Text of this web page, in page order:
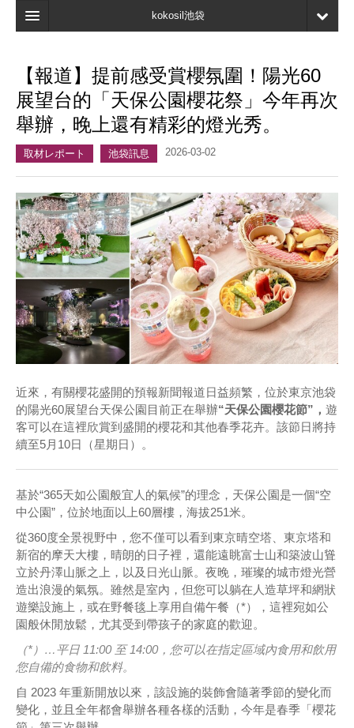
kokosil池袋
地圖
最新資訊
口碑
我的頁面
書簽
【報道】提前感受賞櫻氛圍！陽光60
展望台的「天保公園櫻花祭」今年再次
舉辦，晚上還有精彩的燈光秀。
取材レポート 池袋訊息 2026-03-02
近來，有關櫻花盛開的預報新聞報道日益頻繁，位於東京池袋
的陽光60展望台天保公園目前正在舉辦“天保公園櫻花節”， 遊
客可以在這裡欣賞到盛開的櫻花和其他春季花卉。該節日將持
續至5月10日（星期日）。
基於“365天如公園般宜人的氣候”的理念，天保公園是一個“空
中公園”，位於地面以上60層樓，海拔251米。
從360度全景視野中，您不僅可以看到東京晴空塔、東京塔和
新宿的摩天大樓，晴朗的日子裡，還能遠眺富士山和築波山聳
立於丹澤山脈之上，以及日光山脈。夜晚，璀璨的城市燈光營
造出浪漫的氣氛。雖然是室內，但您可以躺在人造草坪和網狀
遊樂設施上，或在野餐毯上享用自備午餐（*），這裡宛如公
園般休閒放鬆，尤其受到帶孩子的家庭的歡迎。
（*）…平日 11:00 至 14:00，您可以在指定區域內食用和飲用
您自備的食物和飲料。
自 2023 年重新開放以來，該設施的裝飾會隨著季節的變化而
變化，並且全年都會舉辦各種各樣的活動，今年是春季「櫻花